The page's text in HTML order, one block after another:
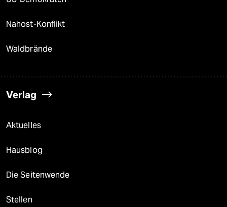
Nahost-Konflikt
Waldbrände
Verlag
Aktuelles
Hausblog
Die Seitenwende
Stellen